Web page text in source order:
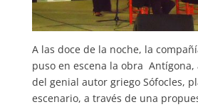
A las doce de la noche, la
puso en escena la obra
del genial autor griego Sófocles,
escenario, a través de una